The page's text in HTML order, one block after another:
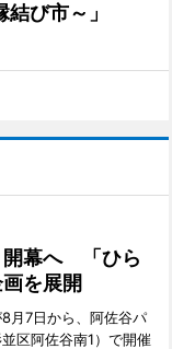
び市～」
開幕へ 「ひら
を展開
月7日から、阿佐谷パ
区阿佐谷南1）で開催